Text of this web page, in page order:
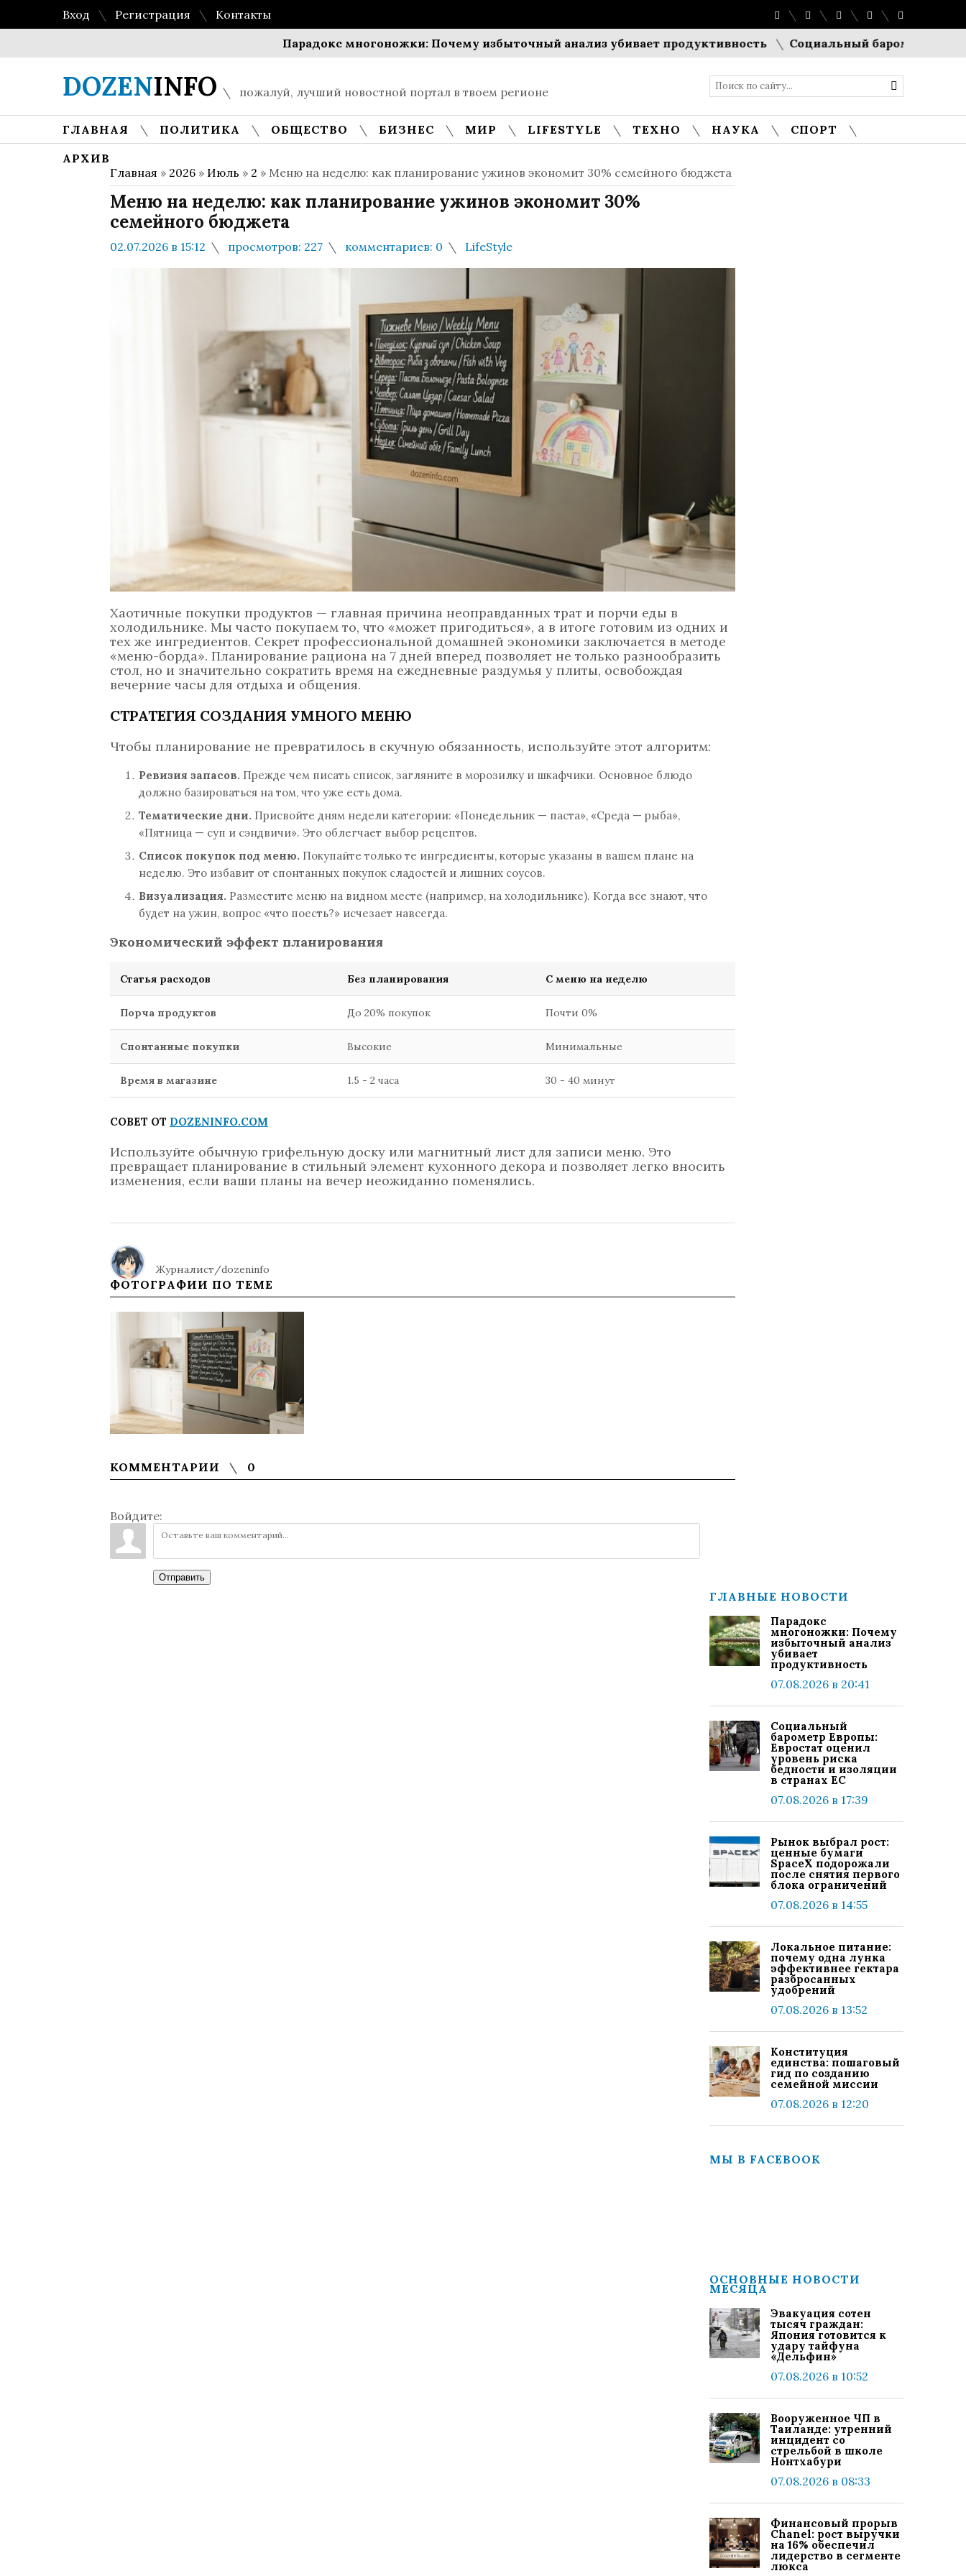
Вход Регистрация
Контакты
Парадокс многоножки: Почему избыточный анализ убивает продуктивность
Социальный барометр Европы:
DOZENINFO пожалуй, лучший новостной портал в твоем регионе
ГЛАВНАЯ ПОЛИТИКА ОБЩЕСТВО БИЗНЕС МИР LIFESTYLE ТЕХНО НАУКА
СПОРТ
АРХИВ
Главная » 2026 » Июль » 2 » Меню на неделю: как планирование ужинов экономит 30% семейного бюджета
Меню на неделю: как планирование ужинов экономит 30%
семейного бюджета
02.07.2026 в 15:12 просмотров: 227 комментариев: 0 LifeStyle
Хаотичные покупки продуктов — главная причина неоправданных трат и порчи еды в
холодильнике. Мы часто покупаем то, что «может пригодиться», а в итоге готовим из одних и
тех же ингредиентов. Секрет профессиональной домашней экономики заключается в методе
«меню-борда». Планирование рациона на 7 дней вперед позволяет не только разнообразить
стол, но и значительно сократить время на ежедневные раздумья у плиты, освобождая
вечерние часы для отдыха и общения.
СТРАТЕГИЯ СОЗДАНИЯ УМНОГО МЕНЮ
Чтобы планирование не превратилось в скучную обязанность, используйте этот алгоритм:
Ревизия запасов. Прежде чем писать список, загляните в морозилку и шкафчики. Основное блюдо
должно базироваться на том, что уже есть дома.
Тематические дни. Присвойте дням недели категории: «Понедельник — паста», «Среда — рыба»,
«Пятница — суп и сэндвичи». Это облегчает выбор рецептов.
Список покупок под меню. Покупайте только те ингредиенты, которые указаны в вашем плане на
неделю. Это избавит от спонтанных покупок сладостей и лишних соусов.
Визуализация. Разместите меню на видном месте (например, на холодильнике). Когда все знают, что
будет на ужин, вопрос «что поесть?» исчезает навсегда.
Экономический эффект планирования
Статья расходов Без планирования С меню на неделю
Порча продуктов До 20% покупок Почти 0%
Спонтанные покупки Высокие Минимальные
Время в магазине 1.5 - 2 часа 30 - 40 минут
СОВЕТ ОТ DOZENINFO.COM
Используйте обычную грифельную доску или магнитный лист для записи меню. Это
превращает планирование в стильный элемент кухонного декора и позволяет легко вносить
изменения, если ваши планы на вечер неожиданно поменялись.
Журналист/dozeninfo
ФОТОГРАФИИ ПО ТЕМЕ
КОММЕНТАРИИ 0
Войдите:
Отправить
ГЛАВНЫЕ НОВОСТИ
Парадокс
многоножки: Почему
избыточный анализ
убивает
продуктивность
07.08.2026 в 20:41
Социальный
барометр Европы:
Евростат оценил
уровень риска
бедности и изоляции
в странах ЕС
07.08.2026 в 17:39
Рынок выбрал рост:
ценные бумаги
SpaceX подорожали
после снятия первого
блока ограничений
07.08.2026 в 14:55
Локальное питание:
почему одна лунка
эффективнее гектара
разбросанных
удобрений
07.08.2026 в 13:52
Конституция
единства: пошаговый
гид по созданию
семейной миссии
07.08.2026 в 12:20
МЫ В FACEBOOK
ОСНОВНЫЕ НОВОСТИ
МЕСЯЦА
Эвакуация сотен
тысяч граждан:
Япония готовится к
удару тайфуна
«Дельфин»
07.08.2026 в 10:52
Вооруженное ЧП в
Таиланде: утренний
инцидент со
стрельбой в школе
Нонтхабури
07.08.2026 в 08:33
Финансовый прорыв
Chanel: рост выручки
на 16% обеспечил
лидерство в сегменте
люкса